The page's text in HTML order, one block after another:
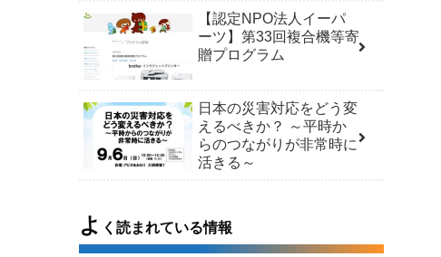
【認定NPO法人イーパ
ーツ】第33回複合機等寄
贈プログラム
日本の災害対応をどう変
えるべきか？ ～平時か
らのつながりが非常時に
活きる～
よ く読まれている情報